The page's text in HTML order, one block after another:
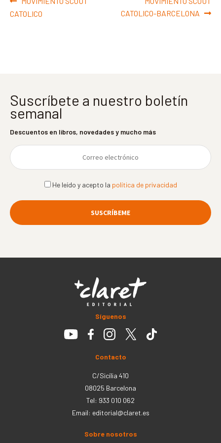
de
CATOLICO
CATOLICO-BARCELONA
Suscríbete a nuestro boletín
semanal
Descuentos en libros, novedades y mucho más
He leído y acepto la política de privacidad
Síguenos
Contacto
C/Sicília 410
08025 Barcelona
Tel: 933 010 062
Email: editorial@claret.es
Sobre nosotros